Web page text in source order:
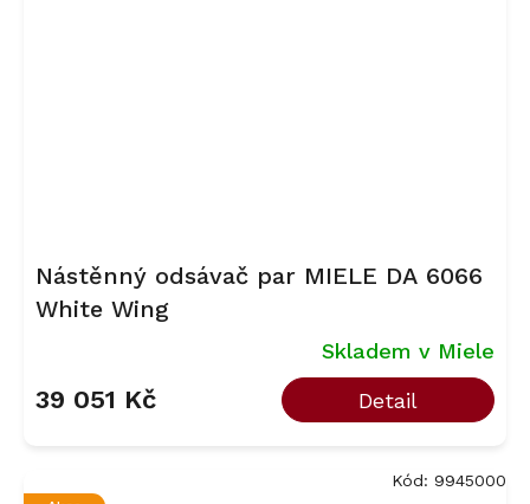
Nástěnný odsávač par MIELE DA 6066
White Wing
Skladem v Miele
39 051 Kč Detail
Kód: 9945000